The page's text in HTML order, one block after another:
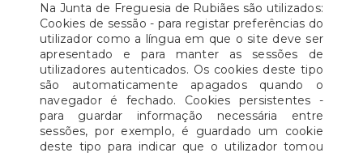
Na Junta de Freguesia de Rubiães são utilizados:
Cookies de sessão - para registar preferências do
utilizador como a língua em que o site deve ser
apresentado e para manter as sessões de
utilizadores autenticados. Os cookies deste tipo
são automaticamente apagados quando o
navegador é fechado. Cookies persistentes -
para guardar informação necessária entre
sessões, por exemplo, é guardado um cookie
deste tipo para indicar que o utilizador tomou